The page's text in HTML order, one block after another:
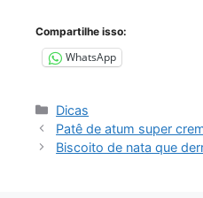
Compartilhe isso:
WhatsApp
Categorias
Dicas
Patê de atum super
Biscoito de nata que